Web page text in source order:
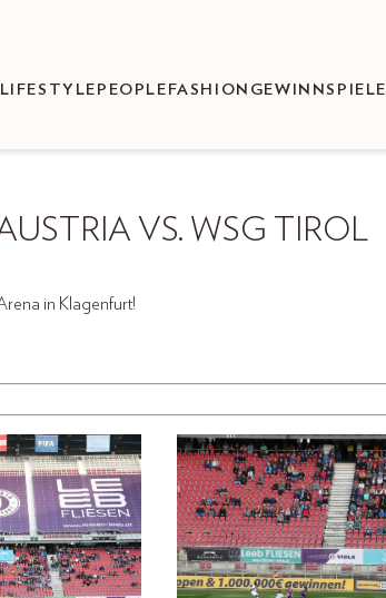
LIFESTYLE PEOPLE FASHION GEWINNSPIELE
VS. WSG TIROL
in Klagenfurt!